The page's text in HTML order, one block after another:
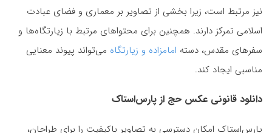
نیز مرتبط است، زیرا بخشی از تصاویر بر معماری و فضای عبادت
اسلامی تمرکز دارند. همچنین برای محتواهای مرتبط با زیارتگاه‌ها و
سفرهای مقدس، دسته امامزاده و زیارتگاه می‌تواند پیوند معنایی
مناسبی ایجاد کند.
دانلود قانونی عکس حج از پارس‌استاک
پارس‌استاک امکان دسترسی به تصاویر باکیفیت را برای طراحان،